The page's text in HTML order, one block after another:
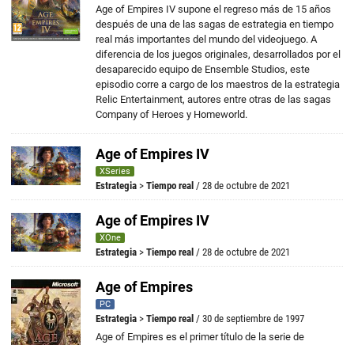
Age of Empires IV supone el regreso más de 15 años
después de una de las sagas de estrategia en tiempo
real más importantes del mundo del videojuego. A
diferencia de los juegos originales, desarrollados por el
desaparecido equipo de Ensemble Studios, este
episodio corre a cargo de los maestros de la estrategia
Relic Entertainment, autores entre otras de las sagas
Company of Heroes y Homeworld.
Age of Empires IV
XSeries
Estrategia > Tiempo real / 28 de octubre de 2021
Age of Empires IV
XOne
Estrategia > Tiempo real / 28 de octubre de 2021
Age of Empires
PC
Estrategia > Tiempo real / 30 de septiembre de 1997
Age of Empires es el primer título de la serie de